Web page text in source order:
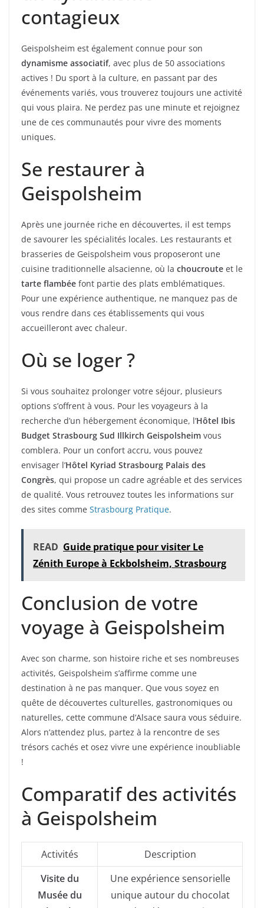
contagieux
Geispolsheim est également connue pour son
dynamisme associatif, avec plus de 50 associations
actives ! Du sport à la culture, en passant par des
événements variés, vous trouverez toujours une activité
qui vous plaira. Ne perdez pas une minute et rejoignez
une de ces communautés pour vivre des moments
uniques.
Se restaurer à
Geispolsheim
Après une journée riche en découvertes, il est temps
de savourer les spécialités locales. Les restaurants et
brasseries de Geispolsheim vous proposeront une
cuisine traditionnelle alsacienne, où la choucroute et le
tarte flambée font partie des plats emblématiques.
Pour une expérience authentique, ne manquez pas de
vous rendre dans ces établissements qui vous
accueilleront avec chaleur.
Où se loger ?
Si vous souhaitez prolonger votre séjour, plusieurs
options s’offrent à vous. Pour les voyageurs à la
recherche d’un hébergement économique, l’Hôtel Ibis
Budget Strasbourg Sud Illkirch Geispolsheim vous
comblera. Pour un confort accru, vous pouvez
envisager l’Hôtel Kyriad Strasbourg Palais des
Congrès, qui propose un cadre agréable et des services
de qualité. Vous retrouvez toutes les informations sur
des sites comme Strasbourg Pratique.
READ Guide pratique pour visiter Le
Zénith Europe à Eckbolsheim, Strasbourg
Conclusion de votre
voyage à Geispolsheim
Avec son charme, son histoire riche et ses nombreuses
activités, Geispolsheim s’affirme comme une
destination à ne pas manquer. Que vous soyez en
quête de découvertes culturelles, gastronomiques ou
naturelles, cette commune d’Alsace saura vous séduire.
Alors n’attendez plus, partez à la rencontre de ses
trésors cachés et osez vivre une expérience inoubliable
!
Comparatif des activités
à Geispolsheim
Activités
Description
Visite du
Musée du
Une expérience sensorielle
unique autour du chocolat